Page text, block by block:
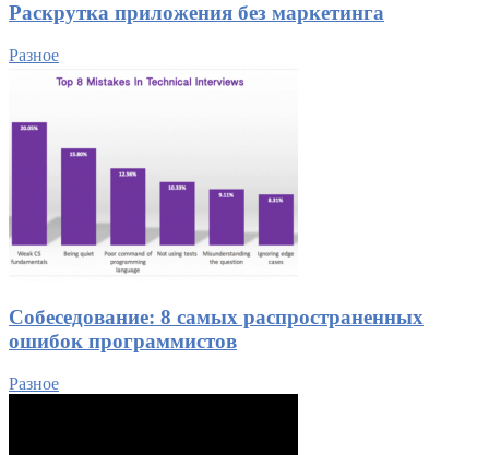
Раскрутка приложения без маркетинга
Разное
Собеседование: 8 самых распространенных
ошибок программистов
Разное